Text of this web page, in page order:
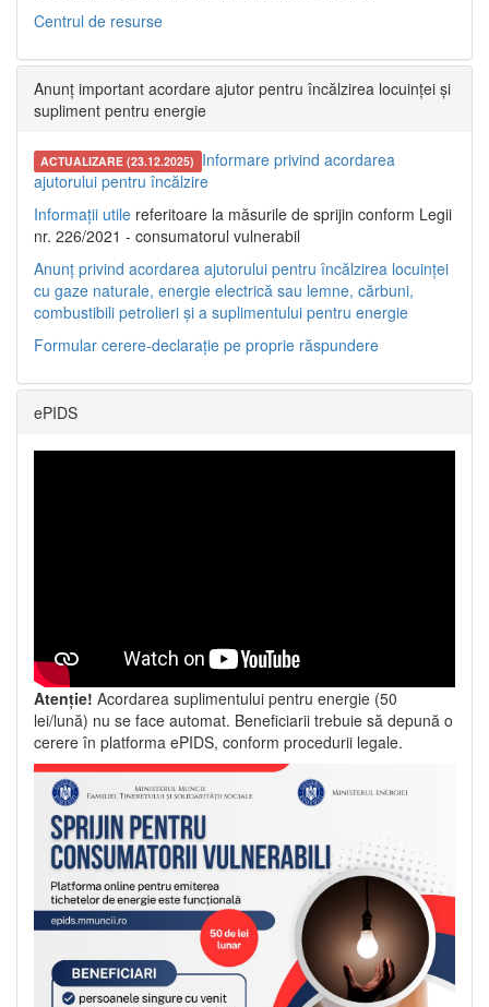
Centrul de resurse
Anunț important acordare ajutor pentru încălzirea locuinței și
supliment pentru energie
ACTUALIZARE (23.12.2025) Informare privind acordarea
ajutorului pentru încălzire
Informații utile referitoare la măsurile de sprijin conform Legii
nr. 226/2021 - consumatorul vulnerabil
Anunț privind acordarea ajutorului pentru încălzirea locuinței
cu gaze naturale, energie electrică sau lemne, cărbuni,
combustibili petrolieri și a suplimentului pentru energie
Formular cerere-declarație pe proprie răspundere
ePIDS
Atenție! Acordarea suplimentului pentru energie (50
lei/lună) nu se face automat. Beneficiarii trebuie să depună o
cerere în platforma ePIDS, conform procedurii legale.